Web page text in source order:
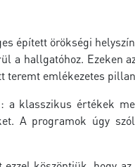
épített örökségi
hallgatóhoz. Ezeken
teremt emlékezetes
klasszikus értékek
A programok úgy